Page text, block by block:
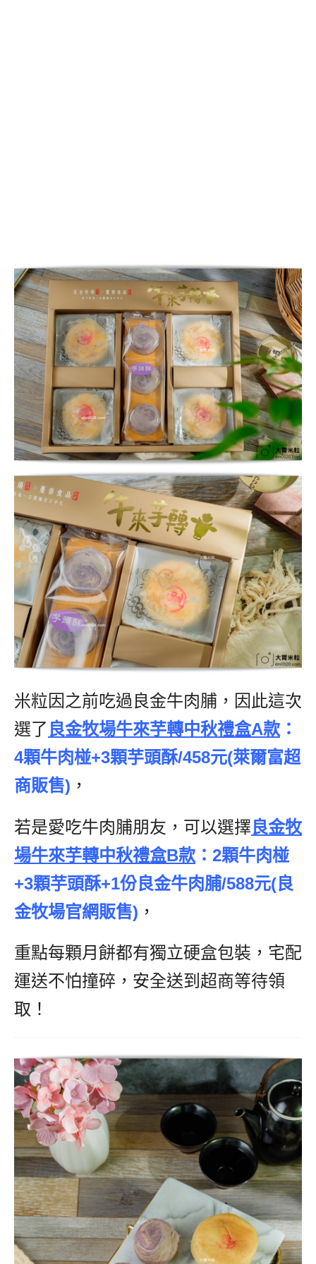
米粒因之前吃過良金牛肉脯，因此這次
選了 良金牧場牛來芋轉中秋禮盒A款 ：
4顆牛肉椪+3顆芋頭酥/458元(萊爾富超
商販售) ，
若是愛吃牛肉脯朋友，可以選擇 良金牧
場牛來芋轉中秋禮盒B款 ：2顆牛肉椪
+3顆芋頭酥+1份良金牛肉脯/588元(良
金牧場官網販售) ，
重點每顆月餅都有獨立硬盒包裝，宅配
運送不怕撞碎，安全送到超商等待領
取！